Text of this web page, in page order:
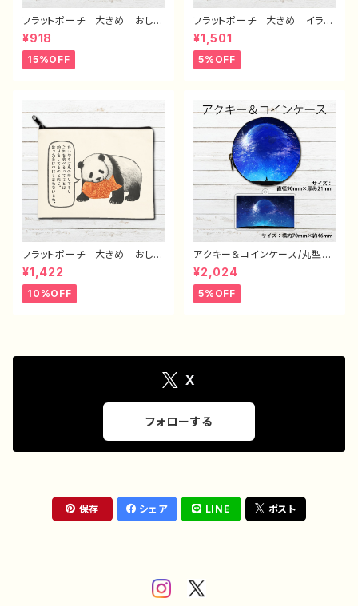
フラットポーチ 大きめ おしゃ
れ 可愛い ゆるかわ メン
ズ レディース 面白い おも
しろい ユニーク イラスト メ
イクポーチ 化粧ポーチ コス
デザイン グッズ ノンブラン
ド タイトル：デザインポーチ
№661 J1-9
¥918
15%OFF
フラットポーチ 大きめ イラス
ト エモい 可愛い女の子 お
しゃれ かわいい メイクポー
チ ミニポーチ 化粧ポーチ
コスメポーチ おすすめ 個性
ル デザイン グッズ タイト
ル：Cocoon2 作：アナ F-5
¥1,501
5%OFF
フラットポーチ 大きめ おしゃ
れ 可愛い かわいい ゆるか
わ メンズ レディース 動
物 パンダ イラスト メイクポ
ーチ 化粧ポーチ コスメポー
¥1,422
10%OFF
アクキー＆コインケース/丸型ポ
ーチ 小さめ おしゃれ かわ
いい メンズ レディース イラ
スト 風景 綺麗 景色 美し
い エモい かっこいい 小物
郷 作：J.タネダ F-5
¥2,024
5%OFF
X
フォローする
保存 シェア LINE ポスト